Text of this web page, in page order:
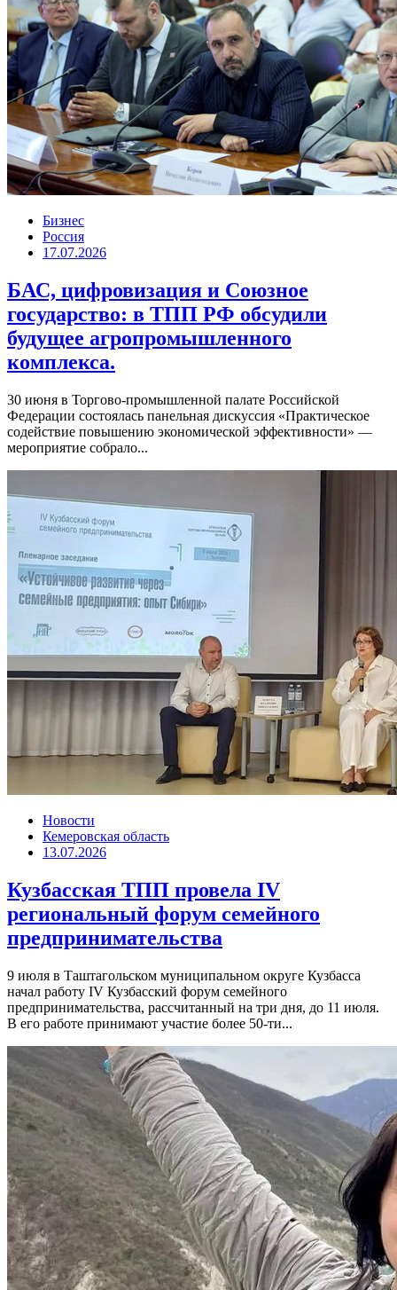
Бизнес
Россия
17.07.2026
БАС, цифровизация и Союзное
государство: в ТПП РФ обсудили
будущее агропромышленного
комплекса.
30 июня в Торгово-промышленной палате Российской
Федерации состоялась панельная дискуссия «Практическое
содействие повышению экономической эффективности» —
мероприятие собрало...
Новости
Кемеровская область
13.07.2026
Кузбасская ТПП провела IV
региональный форум семейного
предпринимательства
9 июля в Таштагольском муниципальном округе Кузбасса
начал работу IV Кузбасский форум семейного
предпринимательства, рассчитанный на три дня, до 11 июля.
В его работе принимают участие более 50-ти...